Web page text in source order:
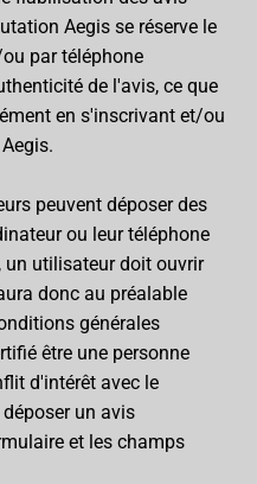
Aegis se réserve le
par téléphone
de l'avis, ce que
en s'inscrivant et/ou
peuvent déposer des
ou leur téléphone
un utilisateur doit ouvrir
donc au préalable
générales
être une personne
d'intérêt avec le
un avis
et les champs